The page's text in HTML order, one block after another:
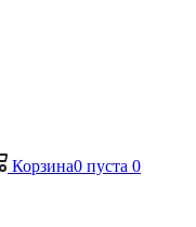
Корзина0 пуста 0